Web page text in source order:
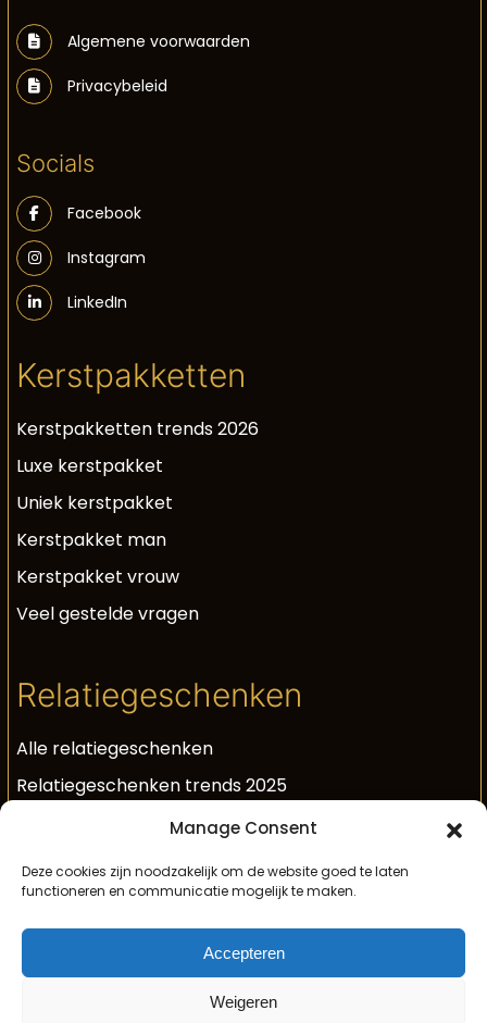
Manage Consent
Deze cookies zijn noodzakelijk om de website goed te laten
functioneren en communicatie mogelijk te maken.
Accepteren
Weigeren
Algemene voorwaarden
Privacybeleid
Socials
Facebook
Instagram
LinkedIn
Kerstpakketten
Kerstpakketten trends 2026
Luxe kerstpakket
Uniek kerstpakket
Kerstpakket man
Kerstpakket vrouw
Veel gestelde vragen
Relatiegeschenken
Alle relatiegeschenken
Relatiegeschenken trends 2025
Luxe relatiegeschenken
Relatiegeschenken met bubbels
Geschenk voor medewerkers
By Marvon geschenken